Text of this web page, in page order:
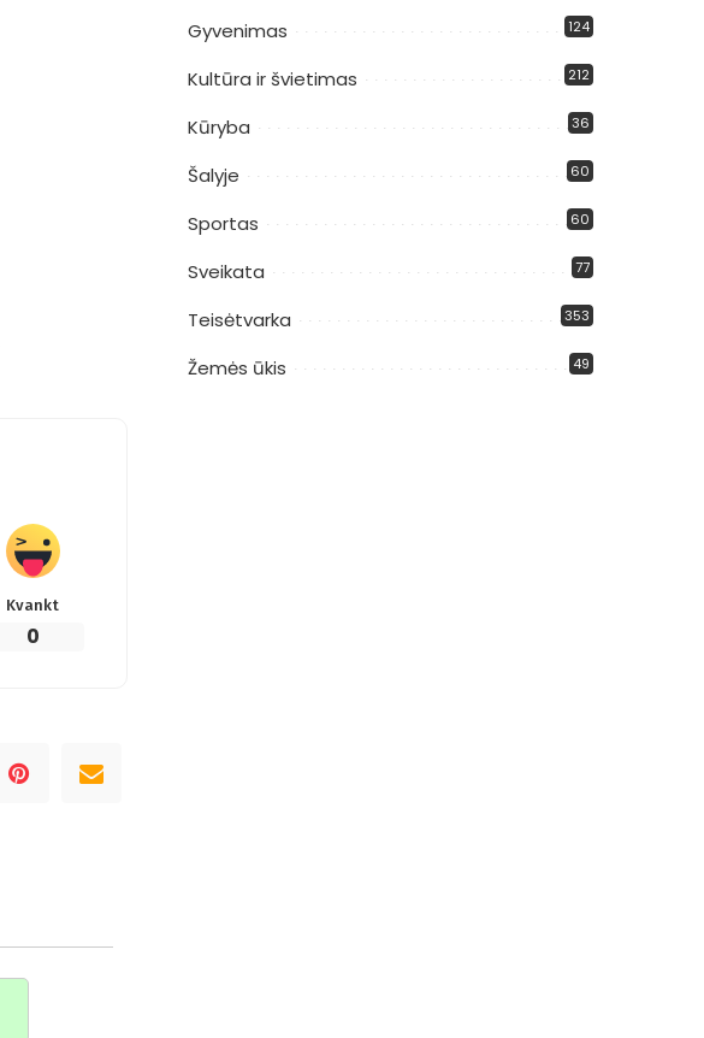
Kvankt
0
Gyvenimas 124
Kultūra ir švietimas 212
Kūryba 36
Šalyje 60
Sportas 60
Sveikata 77
Teisėtvarka 353
Žemės ūkis 49